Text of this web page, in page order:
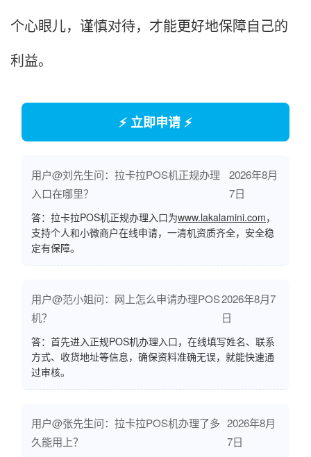
个心眼儿，谨慎对待，才能更好地保障自己的
利益。
⚡ 立即申请 ⚡
用户@刘先生问：拉卡拉POS机正规办理
入口在哪里？
2026年8月
7日
答：拉卡拉POS机正规办理入口为www.lakalamini.com，
支持个人和小微商户在线申请，一清机资质齐全，安全稳
定有保障。
用户@范小姐问：网上怎么申请办理POS
机？
2026年8月7
日
答：首先进入正规POS机办理入口，在线填写姓名、联系
方式、收货地址等信息，确保资料准确无误，就能快速通
过审核。
用户@张先生问：拉卡拉POS机办理了多
久能用上？
2026年8月
7日